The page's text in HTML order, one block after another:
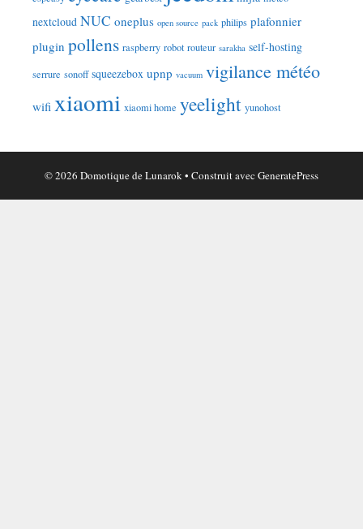
nextcloud NUC oneplus open source pack philips plafonnier
plugin pollens raspberry robot routeur sarakha self-hosting
serrure sonoff squeezebox upnp vacuum vigilance météo
wifi xiaomi xiaomi home yeelight yunohost
© 2026 Domotique de Lunarok • Construit avec GeneratePress